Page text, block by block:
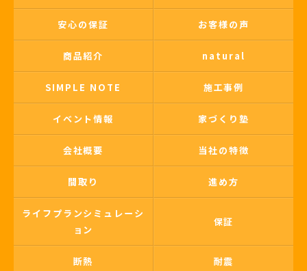
安心の保証 お客様の声
商品紹介 natural
SIMPLE NOTE 施工事例
イベント情報 家づくり塾
会社概要 当社の特徴
間取り 進め方
ライフプランシミュレーシ
ョン
保証
断熱 耐震